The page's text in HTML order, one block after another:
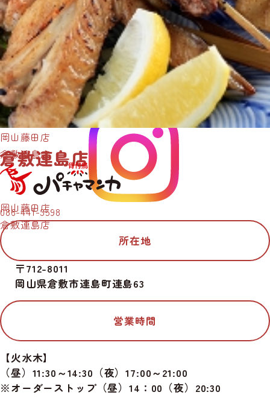
岡山藤田店
倉敷連島店
岡山藤田店
倉敷連島店
骨付鳥パチャマンカ
倉敷連島店
086-441-3598
所在地
〒712-8011
岡山県倉敷市連島町連島63
営業時間
【火水木】
（昼）11:30～14:30（夜）17:00～21:00
※オーダーストップ（昼）14：00（夜）20:30